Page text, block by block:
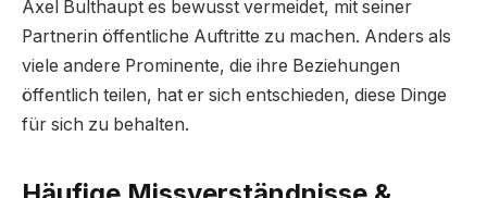
Axel Bulthaupt es bewusst vermeidet, mit seiner
Partnerin öffentliche Auftritte zu machen. Anders als
viele andere Prominente, die ihre Beziehungen
öffentlich teilen, hat er sich entschieden, diese Dinge
für sich zu behalten.